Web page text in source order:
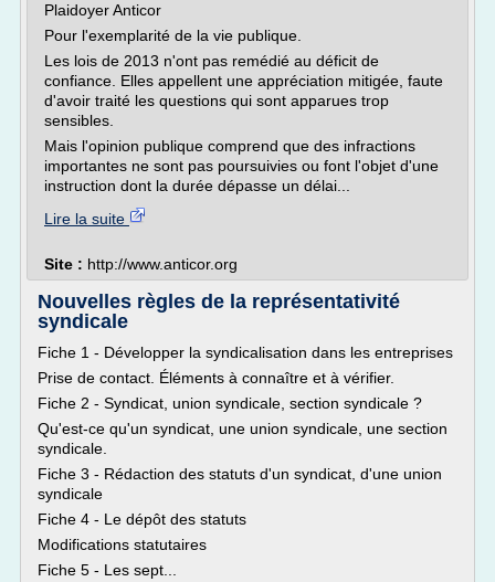
Plaidoyer Anticor
Pour l'exemplarité de la vie publique.
Les lois de 2013 n'ont pas remédié au déficit de
confiance. Elles appellent une appréciation mitigée, faute
d'avoir traité les questions qui sont apparues trop
sensibles.
Mais l'opinion publique comprend que des infractions
importantes ne sont pas poursuivies ou font l'objet d'une
instruction dont la durée dépasse un délai...
Lire la suite
Site : http://www.anticor.org
Nouvelles règles de la représentativité
syndicale
Fiche 1 - Développer la syndicalisation dans les entreprises
Prise de contact. Éléments à connaître et à vérifier.
Fiche 2 - Syndicat, union syndicale, section syndicale ?
Qu'est-ce qu'un syndicat, une union syndicale, une section
syndicale.
Fiche 3 - Rédaction des statuts d'un syndicat, d'une union
syndicale
Fiche 4 - Le dépôt des statuts
Modifications statutaires
Fiche 5 - Les sept...